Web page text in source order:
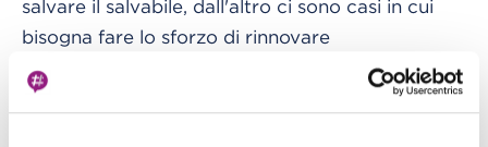
salvare il salvabile, dall'altro ci sono casi in cui
bisogna fare lo sforzo di rinnovare
abbandonando le soluzioni troppo datate.